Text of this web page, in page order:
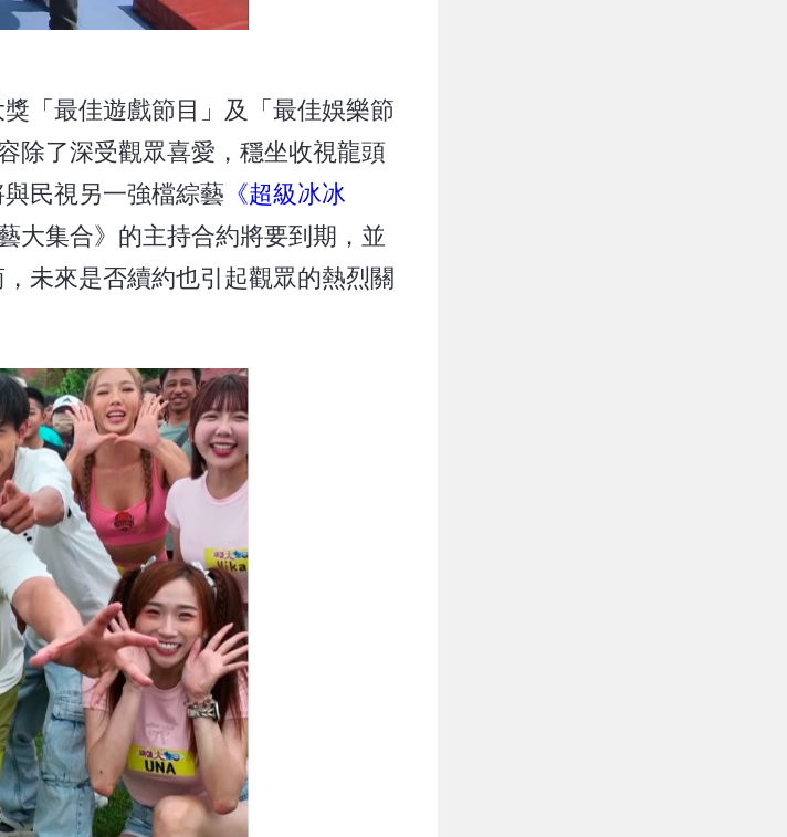
「最佳遊戲節目」及「最佳娛樂節
除了深受觀眾喜愛，穩坐收視龍頭
民視另一強檔綜藝 《超級冰冰
大集合》的主持合約將要到期，並
未來是否續約也引起觀眾的熱烈關